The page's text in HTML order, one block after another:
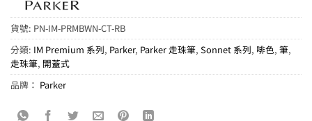
貨號: PN-IM-PRMBWN-CT-RB
分類: IM Premium 系列, Parker, Parker 走珠筆, Sonnet 系列, 啡色, 筆,
走珠筆, 開蓋式
品牌： Parker